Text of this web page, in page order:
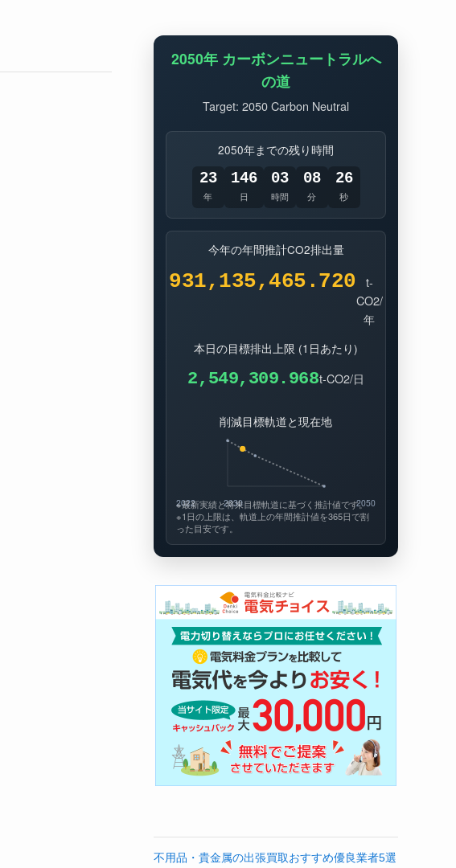
2050年 カーボンニュートラルへ
の道
Target: 2050 Carbon Neutral
2050年までの残り時間
23
年
146
日
03
時間
08
分
25
秒
今年の年間推計CO2排出量
931,135,464.706
t-
CO2/
年
本日の目標排出上限 (1日あたり)
2,549,309.965t-CO2/日
削減目標軌道と現在地
2022 2030 2050
※最新実績と将来目標軌道に基づく推計値です。
※1日の上限は、軌道上の年間推計値を365日で割
った目安です。
不用品・貴金属の出張買取おすすめ優良業者5選